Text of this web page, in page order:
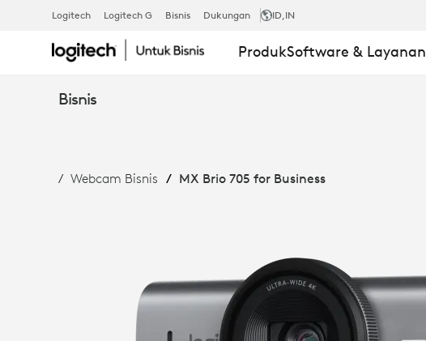
MX
BRIO
705
BISNIS
Logitech Logitech G Bisnis Dukungan ID,IN
ProdukSoftware & Layanan
Bisnis
Webcam Bisnis MX Brio 705 for Business